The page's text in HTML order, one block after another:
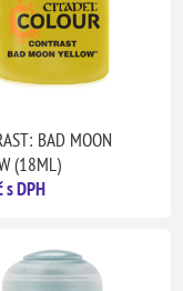
BAD MOON
(18ML)
s DPH